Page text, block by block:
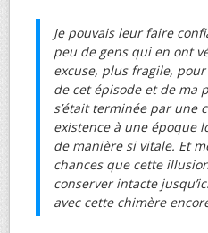
Je pouvais leur faire
peu de gens qui en ont
excuse, plus fragile,
de cet épisode et de ma
s’était terminée par une
existence à une époque
de manière si vitale. Et
chances que cette
conserver intacte
avec cette chimère